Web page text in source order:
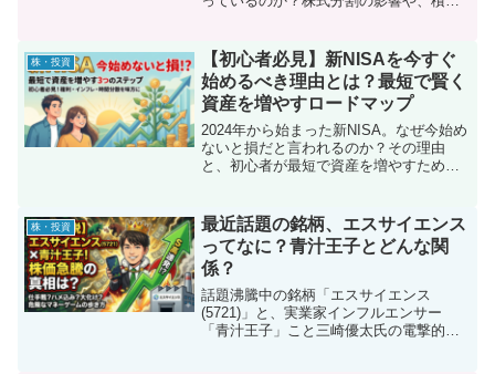
ーブ時代からSwitchの快進撃、そして次
世代機への期待まで、激動の任天堂株の
歴史を振り返りながら、驚愕の資産増加
額を公開します。投資家必見の「たられ
ば」検証記事です。
株・投資
【初心者必見】新NISAを今すぐ
始めるべき理由とは？最短で賢く
資産を増やすロードマップ
2024年から始まった新NISA。なぜ今始め
ないと損だと言われるのか？その理由
と、初心者が最短で資産を増やすための
は？
株・投資
最近話題の銘柄、エスサイエンス
ってなに？青汁王子とどんな関
係？
話題沸騰中の銘柄「エスサイエンス
(5721)」と、実業家インフルエンサー
「青汁王子」こと三崎優太氏の電撃的な